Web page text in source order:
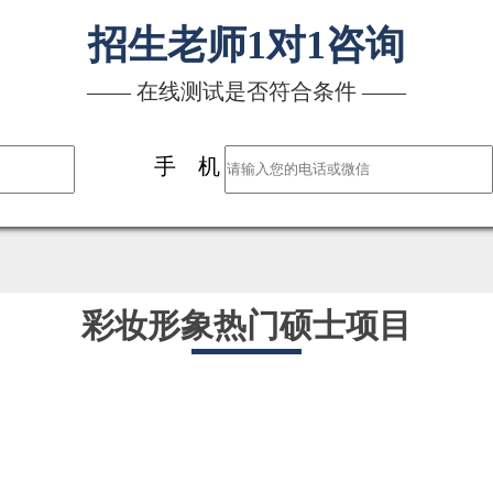
招生老师1对1咨询
—— 在线测试是否符合条件 ——
手 机
彩妆形象热门硕士项目